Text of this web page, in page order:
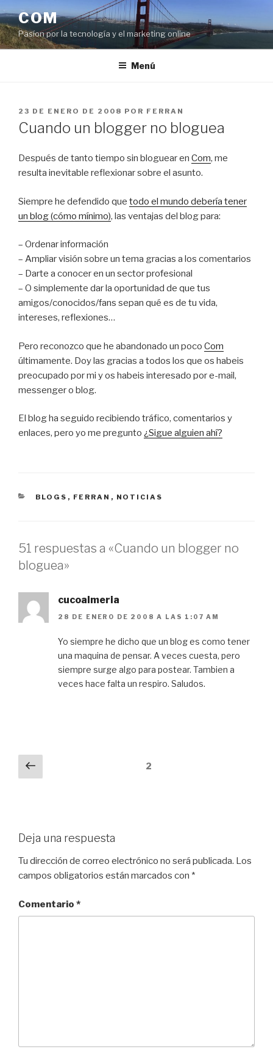
al
contenido
COM
Pasíon por la tecnología y el marketing online
Menú
PUBLICADO
EL
23 DE ENERO DE 2008 POR FERRAN
Cuando un blogger no bloguea
Después de tanto tiempo sin bloguear en Com, me
resulta inevitable reflexionar sobre el asunto.
Siempre he defendido que todo el mundo debería tener
un blog (cómo mínimo), las ventajas del blog para:
– Ordenar información
– Ampliar visión sobre un tema gracias a los comentarios
– Darte a conocer en un sector profesional
– O simplemente dar la oportunidad de que tus
amigos/conocidos/fans sepan qué es de tu vida,
intereses, reflexiones…
Pero reconozco que he abandonado un poco Com
últimamente. Doy las gracias a todos los que os habeis
preocupado por mi y os habeis interesado por e-mail,
messenger o blog.
El blog ha seguido recibiendo tráfico, comentarios y
enlaces, pero yo me pregunto ¿Sigue alguien ahí?
CATEGORÍAS
BLOGS , FERRAN , NOTICIAS
51 respuestas a «Cuando un blogger no
bloguea»
cucoalmeria
28 DE ENERO DE 2008 A LAS 1:07 AM
Yo siempre he dicho que un blog es como tener
una maquina de pensar. A veces cuesta, pero
siempre surge algo para postear. Tambien a
veces hace falta un respiro. Saludos.
Paginación
de
Anterior 2
Deja una respuesta
Tu dirección de correo electrónico no será publicada. Los
campos obligatorios están marcados con *
Comentario *